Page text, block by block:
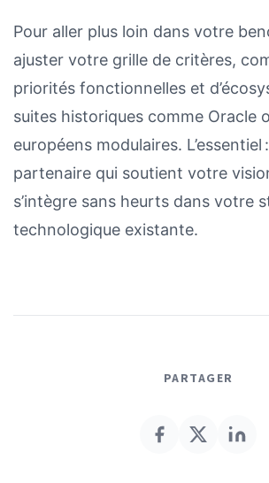
Pour aller plus loin dans votre
ajuster votre grille de critères,
priorités fonctionnelles et
suites historiques comme Oracle
européens modulaires. L’essentiel
partenaire qui soutient votre
s’intègre sans heurts dans votre
technologique existante.
PARTAGER